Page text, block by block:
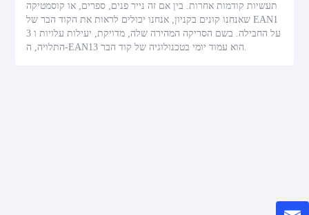
תעשיות קודמות אחרות. בין אם זה נייר פנים, ספרים, או קוסמטיקה
שאנחנו קונים בקניון, אנחנו יכולים לראות את הקוד הבר של EAN1
3 על החבילה. בשם הסריקה המהירה שלה, מדויקת, יעילות עלויות ו
התלויה, ה-EAN13 הוא עמוד יומי בטכנולוגיה של קוד הבר.